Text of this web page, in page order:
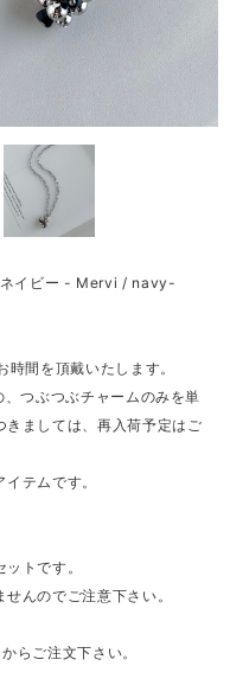
ネイビー - Mervi / navy-
間を頂戴いたします。
つぶつぶチャームのみを単
ましては、再入荷予定はご
テムです。
トです。
んのでご注意下さい。
らご注文下さい。